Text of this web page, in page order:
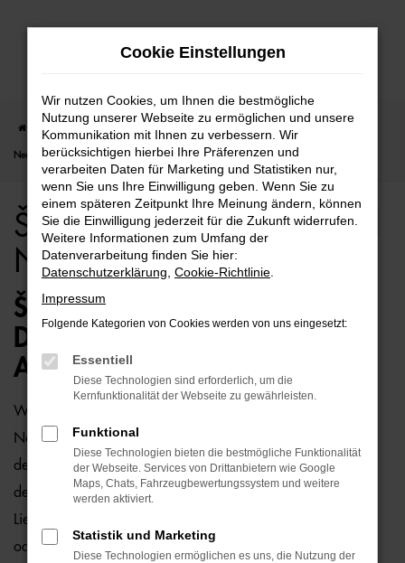
Zum
Startseite Bielefeld Škoda Škoda Kamiq Škoda Kamiq für Bielefeld
Neuwagen Top Angebote
Škoda Kamiq für Bielefeld
Neuwagen Top Angebote
ŠKODA KAMIQ NEUWAGEN –
DIE ERSTKLASSIGE
ALTERNATIVE FÜR BIELEFELD
Wie wäre es, wenn Sie schon bald in einem Škoda Kamiq
Neuwagen durch Bielefeld fahren? Zu teuer? Von wegen,
denn wir von der Auto-Familie Ostermaier erleichtern Ihnen
den Einstieg durch 1a Rabatte. Hinzu kommt, dass wir die
Lieferung unserer Škoda Kamiq Neuwagen nach Bielefeld
oder an einen anderen Ort in der Umgebung ermöglichen
Cookie Einstellungen
Wir nutzen Cookies, um Ihnen die bestmögliche
Nutzung unserer Webseite zu ermöglichen und unsere
Kommunikation mit Ihnen zu verbessern. Wir
berücksichtigen hierbei Ihre Präferenzen und
verarbeiten Daten für Marketing und Statistiken nur,
wenn Sie uns Ihre Einwilligung geben. Wenn Sie zu
einem späteren Zeitpunkt Ihre Meinung ändern, können
Sie die Einwilligung jederzeit für die Zukunft widerrufen.
Weitere Informationen zum Umfang der
Datenverarbeitung finden Sie hier:
Datenschutzerklärung Cookie-Richtlinie
Impressum
Folgende Kategorien von Cookies werden von uns eingesetzt:
Essentiell
Diese Technologien sind erforderlich, um die
Kernfunktionalität der Webseite zu gewährleisten.
Funktional
Diese Technologien bieten die bestmögliche Funktionalität
der Webseite. Services von Drittanbietern wie Google
Maps, Chats, Fahrzeugbewertungssystem und weitere
werden aktiviert.
Statistik und Marketing
Diese Technologien ermöglichen es uns, die Nutzung der